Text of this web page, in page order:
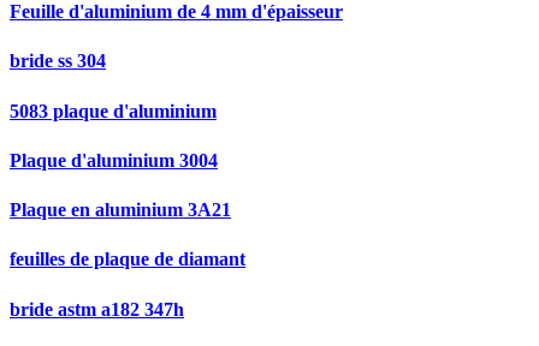
Feuille d'aluminium de 4 mm d'épaisseur
bride ss 304
5083 plaque d'aluminium
Plaque d'aluminium 3004
Plaque en aluminium 3A21
feuilles de plaque de diamant
bride astm a182 347h